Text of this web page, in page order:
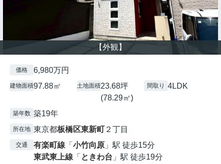
【外観】
価格 6,980万円
建物面積97.88㎡ 土地面積23.68坪
(78.29㎡)
間取り 4LDK
築年数 築19年
所在地 東京都板橋区東新町 ２丁目
交通 有楽町線 「 小竹向原 」駅 徒歩15分
東武東上線 「 ときわ台 」駅 徒歩19分